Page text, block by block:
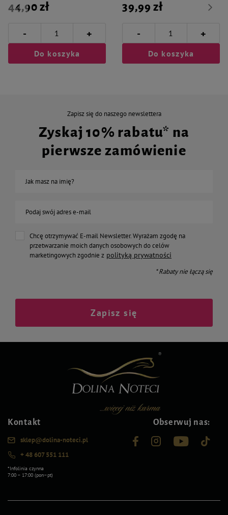
44,90 zł
- +
Do koszyka
39,99 zł
- +
Do koszyka
Zapisz się do naszego newslettera
Zyskaj 10% rabatu* na
pierwsze zamówienie
Jak masz na imię?
Podaj swój adres e-mail
Chcę otrzymywać E-mail Newsletter. Wyrażam zgodę na
przetwarzanie moich danych osobowych do celów
marketingowych zgodnie z polityką prywatności
* Rabaty nie łączą się
Zapisz się
Kontakt
sklep@dolina-noteci.pl
+ 48 607 551 111
*Infolinia czynna
7:00 – 17:00 (pon–pt)
Obserwuj nas: